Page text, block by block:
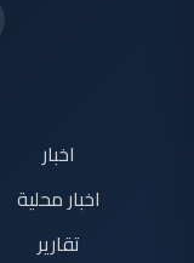
اخبار
اخبار محلية
تقارير